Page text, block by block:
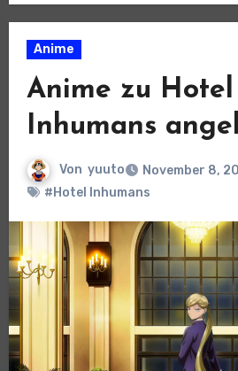
Anime
Anime zu Hotel
Inhumans
Von yuuto
November 8,
#Hotel Inhumans